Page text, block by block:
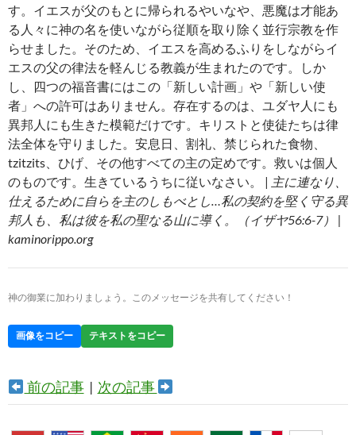
す。イエスが父のもとに帰られるやいなや、悪魔は才能あ
る人々に神の名を使いながら従順を取り除く並行宗教を作
らせました。そのため、イエスを高めるふりをしながらイ
エスの父の律法を軽んじる教義が生まれたのです。しか
し、四つの福音書にはこの「新しい計画」や「新しい使
者」への許可はありません。存在するのは、ユダヤ人にも
異邦人にも生きた模範だけです。キリストと使徒たちは律
法全体を守りました。安息日、割礼、禁じられた食物、
tzitzits、ひげ、その他すべての主の定めです。救いは個人
のものです。生きているうちに従いなさい。 | 主に連なり、
仕えるために自らを主のしもべとし…私の契約を堅く守る異
邦人も、私は彼を私の聖なる山に導く。（イザヤ56:6-7） |
kaminorippo.org
神の御業に加わりましょう。このメッセージを共有してください！
画像をコピー テキストをコピー
前の記事| 次の記事